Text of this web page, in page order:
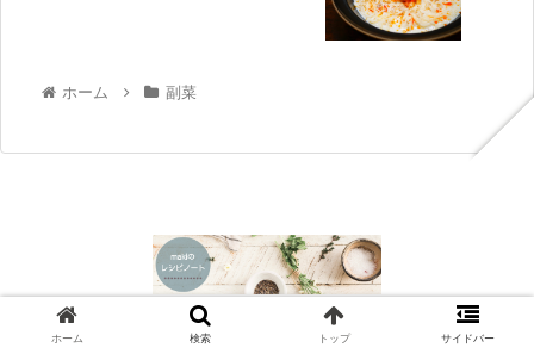
ホーム 副菜
© 2020 maki.recipe.
ホーム 検索 トップ サイドバー